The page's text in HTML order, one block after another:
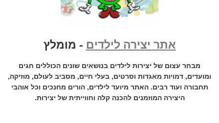
אתר יצירה לילדים - מומלץ
מבחר עצום של יצירות לילדים בנושאים שונים הכוללים חגים
ומועדים, דמויות מאגדות וסרטים, בעלי חיים, מסביב לעולם, מוזיקה,
תחבורה ועוד רבים. האתר מיועד לילדים, הורים מחנכים וכל אוהבי
היצירה המוזמנים להכנה קלה וחווייתית של יצירות.